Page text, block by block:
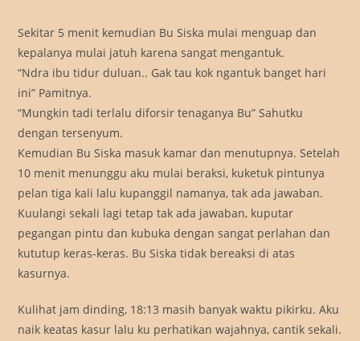
Sekitar 5 menit kemudian Bu Siska mulai menguap dan
kepalanya mulai jatuh karena sangat mengantuk.
“Ndra ibu tidur duluan.. Gak tau kok ngantuk banget hari
ini” Pamitnya.
“Mungkin tadi terlalu diforsir tenaganya Bu” Sahutku
dengan tersenyum.
Kemudian Bu Siska masuk kamar dan menutupnya. Setelah
10 menit menunggu aku mulai beraksi, kuketuk pintunya
pelan tiga kali lalu kupanggil namanya, tak ada jawaban.
Kuulangi sekali lagi tetap tak ada jawaban, kuputar
pegangan pintu dan kubuka dengan sangat perlahan dan
kututup keras-keras. Bu Siska tidak bereaksi di atas
kasurnya.
Kulihat jam dinding, 18:13 masih banyak waktu pikirku. Aku
naik keatas kasur lalu ku perhatikan wajahnya, cantik sekali.